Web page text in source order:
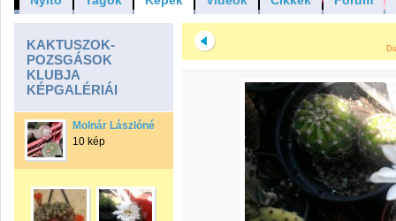
KAKTUSZOK-
POZSGÁSOK
KLUBJA
KÉPGALÉRIÁI
Molnár Lászlóné
10 kép